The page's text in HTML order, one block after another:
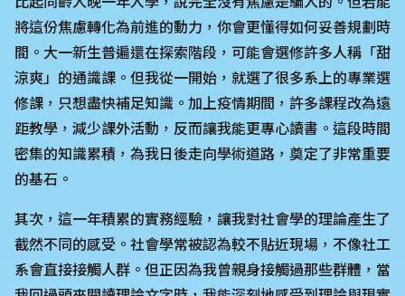
將這份焦慮轉化為前進的動力，你會更懂得如何妥善規劃時
間。大一新生普遍還在探索階段，可能會選修許多人稱「甜
涼爽」的通識課。但我從一開始，就選了很多系上的專業選
修課，只想盡快補足知識。加上疫情期間，許多課程改為遠
距教學，減少課外活動，反而讓我能更專心讀書。這段時間
密集的知識累積，為我日後走向學術道路，奠定了非常重要
的基石。
其次，這一年積累的實務經驗，讓我對社會學的理論產生了
截然不同的感受。社會學常被認為較不貼近現場，不像社工
系會直接接觸人群。但正因為我曾親身接觸過那些群體，當